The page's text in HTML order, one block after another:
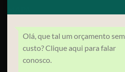
Olá, que tal um orçamento sem
custo? Clique aqui para falar
conosco.